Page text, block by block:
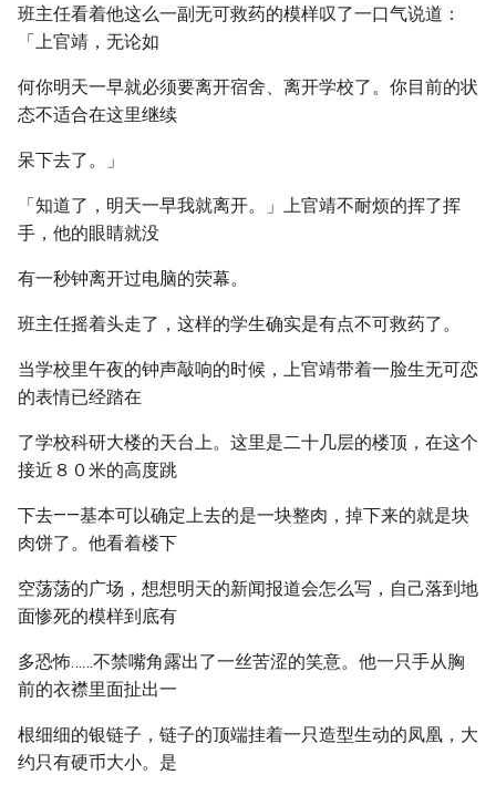
班主任看着他这么一副无可救药的模样叹了一口气说道：
「上官靖，无论如
何你明天一早就必须要离开宿舍、离开学校了。你目前的状
态不适合在这里继续
呆下去了。」
「知道了，明天一早我就离开。」上官靖不耐烦的挥了挥
手，他的眼睛就没
有一秒钟离开过电脑的荧幕。
班主任摇着头走了，这样的学生确实是有点不可救药了。
当学校里午夜的钟声敲响的时候，上官靖带着一脸生无可恋
的表情已经踏在
了学校科研大楼的天台上。这里是二十几层的楼顶，在这个
接近８０米的高度跳
下去——基本可以确定上去的是一块整肉，掉下来的就是块
肉饼了。他看着楼下
空荡荡的广场，想想明天的新闻报道会怎么写，自己落到地
面惨死的模样到底有
多恐怖……不禁嘴角露出了一丝苦涩的笑意。他一只手从胸
前的衣襟里面扯出一
根细细的银链子，链子的顶端挂着一只造型生动的凤凰，大
约只有硬币大小。是